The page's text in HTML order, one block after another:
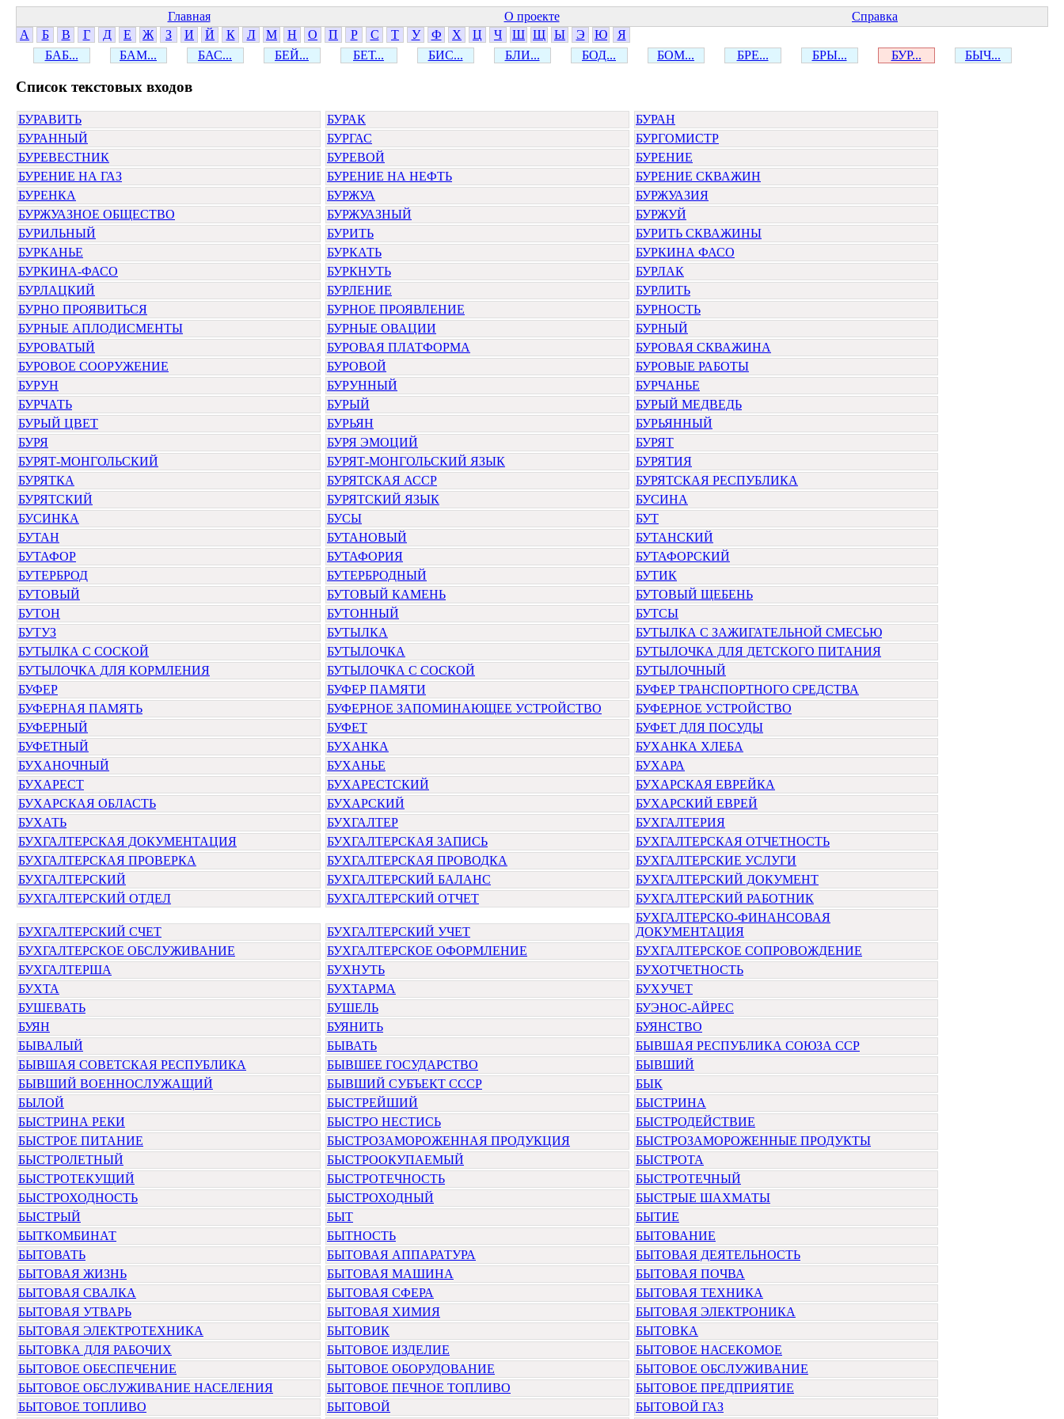
Главная О проекте
Справка
А
Б В Г Д Е Ж З И Й К Л М Н О П Р С Т У Ф Х Ц Ч Ш Щ Ы Э Ю
Я
БАБ...
БАМ... БАС... БЕЙ... БЕТ... БИС... БЛИ... БОД... БОМ... БРЕ... БРЫ... БУР... БЫЧ...
Cписок текстовых входов
БУРАВИТЬ БУРАК
БУРАН
БУРАННЫЙ
БУРГАС
БУРГОМИСТР
БУРЕВЕСТНИК
БУРЕВОЙ
БУРЕНИЕ
БУРЕНИЕ НА ГАЗ
БУРЕНИЕ НА НЕФТЬ
БУРЕНИЕ СКВАЖИН
БУРЕНКА
БУРЖУА
БУРЖУАЗИЯ
БУРЖУАЗНОЕ ОБЩЕСТВО
БУРЖУАЗНЫЙ
БУРЖУЙ
БУРИЛЬНЫЙ
БУРИТЬ
БУРИТЬ СКВАЖИНЫ
БУРКАНЬЕ
БУРКАТЬ
БУРКИНА ФАСО
БУРКИНА-ФАСО
БУРКНУТЬ
БУРЛАК
БУРЛАЦКИЙ
БУРЛЕНИЕ
БУРЛИТЬ
БУРНО ПРОЯВИТЬСЯ
БУРНОЕ ПРОЯВЛЕНИЕ
БУРНОСТЬ
БУРНЫЕ АПЛОДИСМЕНТЫ
БУРНЫЕ ОВАЦИИ
БУРНЫЙ
БУРОВАТЫЙ
БУРОВАЯ ПЛАТФОРМА
БУРОВАЯ СКВАЖИНА
БУРОВОЕ СООРУЖЕНИЕ
БУРОВОЙ
БУРОВЫЕ РАБОТЫ
БУРУН
БУРУННЫЙ
БУРЧАНЬЕ
БУРЧАТЬ
БУРЫЙ
БУРЫЙ МЕДВЕДЬ
БУРЫЙ ЦВЕТ
БУРЬЯН
БУРЬЯННЫЙ
БУРЯ
БУРЯ ЭМОЦИЙ
БУРЯТ
БУРЯТ-МОНГОЛЬСКИЙ
БУРЯТ-МОНГОЛЬСКИЙ ЯЗЫК
БУРЯТИЯ
БУРЯТКА
БУРЯТСКАЯ АССР
БУРЯТСКАЯ РЕСПУБЛИКА
БУРЯТСКИЙ
БУРЯТСКИЙ ЯЗЫК
БУСИНА
БУСИНКА
БУСЫ
БУТ
БУТАН
БУТАНОВЫЙ
БУТАНСКИЙ
БУТАФОР
БУТАФОРИЯ
БУТАФОРСКИЙ
БУТЕРБРОД
БУТЕРБРОДНЫЙ
БУТИК
БУТОВЫЙ
БУТОВЫЙ КАМЕНЬ
БУТОВЫЙ ЩЕБЕНЬ
БУТОН
БУТОННЫЙ
БУТСЫ
БУТУЗ
БУТЫЛКА
БУТЫЛКА С ЗАЖИГАТЕЛЬНОЙ СМЕСЬЮ
БУТЫЛКА С СОСКОЙ
БУТЫЛОЧКА
БУТЫЛОЧКА ДЛЯ ДЕТСКОГО ПИТАНИЯ
БУТЫЛОЧКА ДЛЯ КОРМЛЕНИЯ
БУТЫЛОЧКА С СОСКОЙ
БУТЫЛОЧНЫЙ
БУФЕР
БУФЕР ПАМЯТИ
БУФЕР ТРАНСПОРТНОГО СРЕДСТВА
БУФЕРНАЯ ПАМЯТЬ
БУФЕРНОЕ ЗАПОМИНАЮЩЕЕ УСТРОЙСТВО
БУФЕРНОЕ УСТРОЙСТВО
БУФЕРНЫЙ
БУФЕТ
БУФЕТ ДЛЯ ПОСУДЫ
БУФЕТНЫЙ
БУХАНКА
БУХАНКА ХЛЕБА
БУХАНОЧНЫЙ
БУХАНЬЕ
БУХАРА
БУХАРЕСТ
БУХАРЕСТСКИЙ
БУХАРСКАЯ ЕВРЕЙКА
БУХАРСКАЯ ОБЛАСТЬ
БУХАРСКИЙ
БУХАРСКИЙ ЕВРЕЙ
БУХАТЬ
БУХГАЛТЕР
БУХГАЛТЕРИЯ
БУХГАЛТЕРСКАЯ ДОКУМЕНТАЦИЯ
БУХГАЛТЕРСКАЯ ЗАПИСЬ
БУХГАЛТЕРСКАЯ ОТЧЕТНОСТЬ
БУХГАЛТЕРСКАЯ ПРОВЕРКА
БУХГАЛТЕРСКАЯ ПРОВОДКА
БУХГАЛТЕРСКИЕ УСЛУГИ
БУХГАЛТЕРСКИЙ
БУХГАЛТЕРСКИЙ БАЛАНС
БУХГАЛТЕРСКИЙ ДОКУМЕНТ
БУХГАЛТЕРСКИЙ ОТДЕЛ
БУХГАЛТЕРСКИЙ ОТЧЕТ БУХГАЛТЕРСКИЙ РАБОТНИК
БУХГАЛТЕРСКИЙ СЧЕТ БУХГАЛТЕРСКИЙ УЧЕТ
БУХГАЛТЕРСКО-ФИНАНСОВАЯ
ДОКУМЕНТАЦИЯ
БУХГАЛТЕРСКОЕ ОБСЛУЖИВАНИЕ
БУХГАЛТЕРСКОЕ ОФОРМЛЕНИЕ
БУХГАЛТЕРСКОЕ СОПРОВОЖДЕНИЕ
БУХГАЛТЕРША
БУХНУТЬ
БУХОТЧЕТНОСТЬ
БУХТА
БУХТАРМА
БУХУЧЕТ
БУШЕВАТЬ
БУШЕЛЬ
БУЭНОС-АЙРЕС
БУЯН
БУЯНИТЬ
БУЯНСТВО
БЫВАЛЫЙ
БЫВАТЬ
БЫВШАЯ РЕСПУБЛИКА СОЮЗА ССР
БЫВШАЯ СОВЕТСКАЯ РЕСПУБЛИКА
БЫВШЕЕ ГОСУДАРСТВО
БЫВШИЙ
БЫВШИЙ ВОЕННОСЛУЖАЩИЙ
БЫВШИЙ СУБЪЕКТ СССР
БЫК
БЫЛОЙ
БЫСТРЕЙШИЙ
БЫСТРИНА
БЫСТРИНА РЕКИ
БЫСТРО НЕСТИСЬ
БЫСТРОДЕЙСТВИЕ
БЫСТРОЕ ПИТАНИЕ
БЫСТРОЗАМОРОЖЕННАЯ ПРОДУКЦИЯ
БЫСТРОЗАМОРОЖЕННЫЕ ПРОДУКТЫ
БЫСТРОЛЕТНЫЙ
БЫСТРООКУПАЕМЫЙ
БЫСТРОТА
БЫСТРОТЕКУЩИЙ
БЫСТРОТЕЧНОСТЬ
БЫСТРОТЕЧНЫЙ
БЫСТРОХОДНОСТЬ
БЫСТРОХОДНЫЙ
БЫСТРЫЕ ШАХМАТЫ
БЫСТРЫЙ
БЫТ
БЫТИЕ
БЫТКОМБИНАТ
БЫТНОСТЬ
БЫТОВАНИЕ
БЫТОВАТЬ
БЫТОВАЯ АППАРАТУРА
БЫТОВАЯ ДЕЯТЕЛЬНОСТЬ
БЫТОВАЯ ЖИЗНЬ
БЫТОВАЯ МАШИНА
БЫТОВАЯ ПОЧВА
БЫТОВАЯ СВАЛКА
БЫТОВАЯ СФЕРА
БЫТОВАЯ ТЕХНИКА
БЫТОВАЯ УТВАРЬ
БЫТОВАЯ ХИМИЯ
БЫТОВАЯ ЭЛЕКТРОНИКА
БЫТОВАЯ ЭЛЕКТРОТЕХНИКА
БЫТОВИК
БЫТОВКА
БЫТОВКА ДЛЯ РАБОЧИХ
БЫТОВОЕ ИЗДЕЛИЕ
БЫТОВОЕ НАСЕКОМОЕ
БЫТОВОЕ ОБЕСПЕЧЕНИЕ
БЫТОВОЕ ОБОРУДОВАНИЕ
БЫТОВОЕ ОБСЛУЖИВАНИЕ
БЫТОВОЕ ОБСЛУЖИВАНИЕ НАСЕЛЕНИЯ
БЫТОВОЕ ПЕЧНОЕ ТОПЛИВО
БЫТОВОЕ ПРЕДПРИЯТИЕ
БЫТОВОЕ ТОПЛИВО
БЫТОВОЙ БЫТОВОЙ ГАЗ